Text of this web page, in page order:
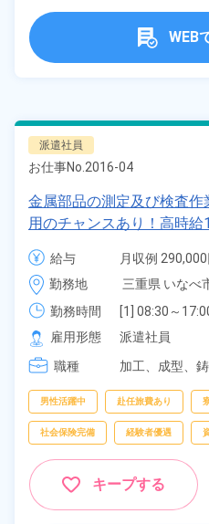
WEB
派遣社員
お仕事No. 2016-04
金属部品の測定及び検査
用のチャンスあり！高時
旅費会社負担！マイカー通
《三重県いなべ市》
給与
月収例
時給 1,430円
勤務地
三重県 いなべ
勤務時間
[1] 08:30～
[2] 20:30～05:00
雇用形態
派遣社員
職種
加工、 成型、
男性活躍中 赴任旅費あり
社会保険完備 経験者優遇
キープする